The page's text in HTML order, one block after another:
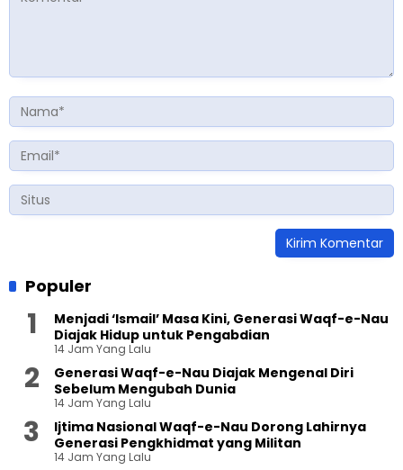
Populer
Menjadi ‘Ismail’ Masa Kini, Generasi Waqf-e-Nau
Diajak Hidup untuk Pengabdian
14 Jam Yang Lalu
Generasi Waqf-e-Nau Diajak Mengenal Diri
Sebelum Mengubah Dunia
14 Jam Yang Lalu
Ijtima Nasional Waqf-e-Nau Dorong Lahirnya
Generasi Pengkhidmat yang Militan
14 Jam Yang Lalu